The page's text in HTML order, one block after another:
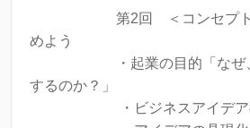
第2回 ＜コンセプト＞
めよう
・起業の目的「なぜ、
するのか？」
・ビジネスアイデアの